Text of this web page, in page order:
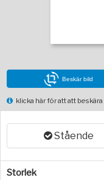
Beskär bild
klicka här för att att
Stående
Storlek